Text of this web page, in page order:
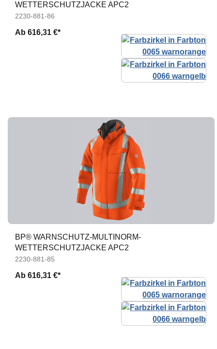
WETTERSCHUTZJACKE APC2
2230-881-86
Ab 616,31 €*
BP® WARNSCHUTZ-MULTINORM-
WETTERSCHUTZJACKE APC2
2230-881-85
Ab 616,31 €*